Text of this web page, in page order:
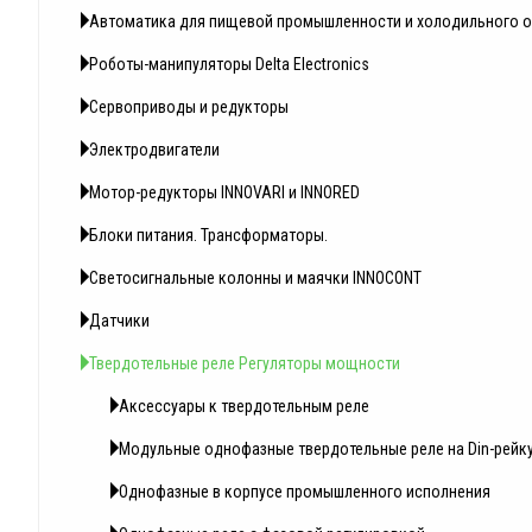
Автоматика для пищевой промышленности и холодильного
Роботы-манипуляторы Delta Electronics
Сервоприводы и редукторы
Электродвигатели
Мотор-редукторы INNOVARI и INNORED
Блоки питания. Трансформаторы.
Светосигнальные колонны и маячки INNOCONT
Датчики
Твердотельные реле Регуляторы мощности
Аксессуары к твердотельным реле
Модульные однофазные твердотельные реле на Din-
Однофазные в корпусе промышленного исполнения